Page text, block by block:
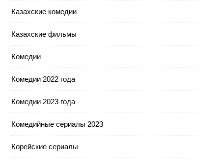
Казахские комедии
Казахские фильмы
Комедии
Комедии 2022 года
Комедии 2023 года
Комедийные сериалы 2023
Корейские сериалы